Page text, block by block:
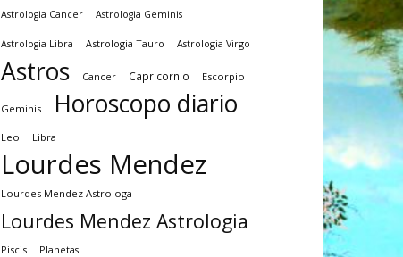
Astrologia Cancer Astrologia Geminis
Astrologia Libra Astrologia Tauro Astrologia Virgo
Astros Cancer Capricornio Escorpio
Geminis Horoscopo diario
Leo Libra
Lourdes Mendez
Lourdes Mendez Astrologa
Lourdes Mendez Astrologia
Piscis Planetas